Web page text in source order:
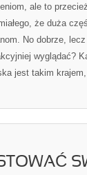
ale to
że duża
No dobrze,
wyglądać?
jest takim